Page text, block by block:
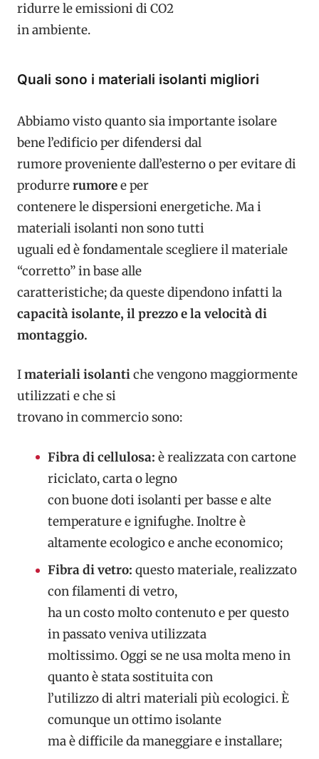
ridurre le emissioni di CO2
in ambiente.
Quali sono i materiali isolanti migliori
Abbiamo visto quanto sia importante isolare
bene l’edificio per difendersi dal
rumore proveniente dall’esterno o per evitare di
produrrerumoree per
contenere le dispersioni energetiche. Ma i
materiali isolanti non sono tutti
uguali ed è fondamentale scegliere il materiale
“corretto” in base alle
caratteristiche; da queste dipendono infatti la
capacità isolante, il prezzo e la velocità di
montaggio.
Imateriali isolantiche vengono maggiormente
utilizzati e che si
trovano in commercio sono:
Fibra di cellulosa: è realizzata con cartone
riciclato, carta o legno
con buone doti isolanti per basse e alte
temperature e ignifughe. Inoltre è
altamente ecologico e anche economico;
Fibra di vetro: questo materiale, realizzato
con filamenti di vetro,
ha un costo molto contenuto e per questo
in passato veniva utilizzata
moltissimo. Oggi se ne usa molta meno in
quanto è stata sostituita con
l’utilizzo di altri materiali più ecologici. È
comunque un ottimo isolante
ma è difficile da maneggiare e installare;